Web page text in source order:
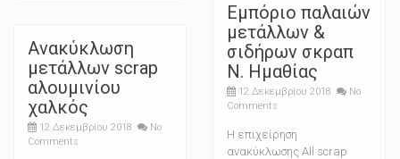
Εμπόριο παλαιών
μετάλλων &
σιδήρων σκραπ
N. Ημαθίας
12 Δεκεμβρίου 2018
No
Comments
Η επιχείρηση
ανακύκλωσης All scrap
Ανακύκλωση
μετάλλων scrap
αλουμινίου
χαλκός
12 Δεκεμβρίου 2018
No
Comments